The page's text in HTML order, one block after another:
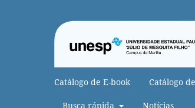
Catálogo de E-book Catálogo
Busca rápida Notícias